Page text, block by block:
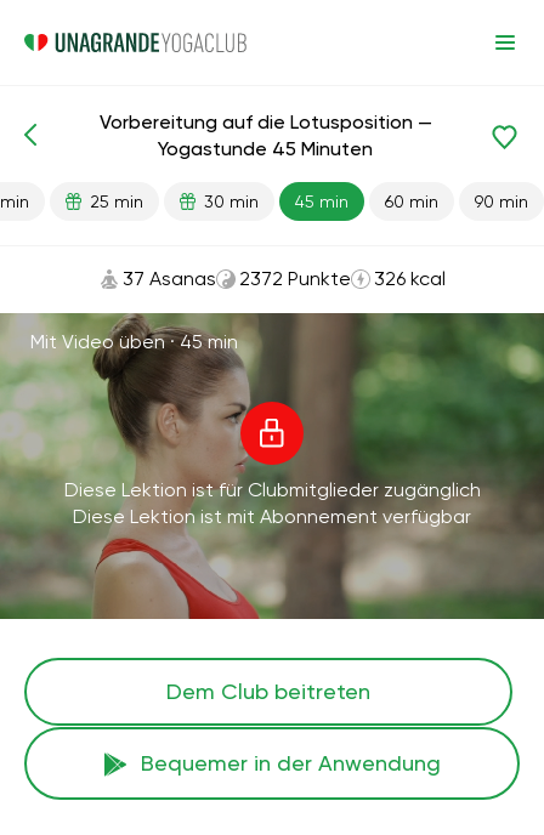
Fertige Lektionen Flexibilität
Vorbereitung auf die Lotusposition —
Yogastunde 45 Minuten
25 min 30 min 45 min 60 min 90 min
37 Asanas 2372 Punkte 326 kcal
Mit Video üben ·45 min
Diese Lektion ist für Clubmitglieder zugänglich
Diese Lektion ist mit Abonnement verfügbar
Dem Club beitreten
Bequemer in der Anwendung